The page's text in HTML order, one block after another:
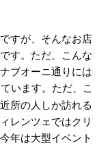
すが、そんなお店
す。ただ、こんな
ブオーニ通りには
います。ただ、こ
所の人しか訪れる
レンツェではクリ
年は大型イベント